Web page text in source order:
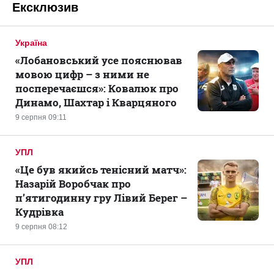
Ексклюзив
Україна
9 серпня 09:11
«Лобановський усе пояснював
мовою цифр – з ними не
посперечаєшся»: Ковалюк про
Динамо, Шахтар і Кварцяного
УПЛ
9 серпня 08:12
«Це був якийсь тенісний матч»:
Назарій Воробчак про
п’ятигодинну гру Лівий Берег –
Кудрівка
УПЛ